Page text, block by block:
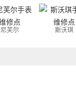
尼芙尔 斯沃琪